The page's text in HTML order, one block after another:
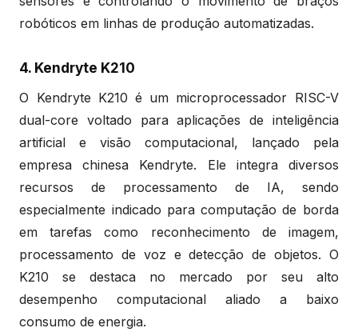
robóticos em linhas de produção automatizadas.
4. Kendryte K210
O Kendryte K210 é um microprocessador RISC-V
dual-core voltado para aplicações de inteligência
artificial e visão computacional, lançado pela
empresa chinesa Kendryte. Ele integra diversos
recursos de processamento de IA, sendo
especialmente indicado para computação de borda
em tarefas como reconhecimento de imagem,
processamento de voz e detecção de objetos. O
K210 se destaca no mercado por seu alto
desempenho computacional aliado a baixo
consumo de energia.